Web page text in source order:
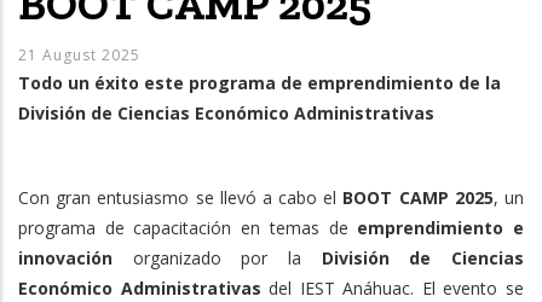
21 August 2025
Todo un éxito este programa de emprendimiento de la
División de Ciencias Económico Administrativas
Con gran entusiasmo se llevó a cabo el BOOT CAMP 2025, un
programa de capacitación en temas de emprendimiento e
innovación organizado por la División de Ciencias
Económico Administrativas del IEST Anáhuac. El evento se